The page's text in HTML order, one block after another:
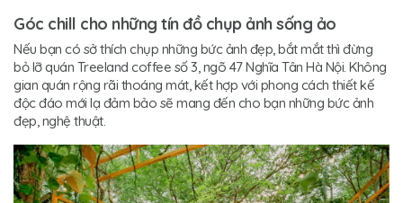
Góc chill cho những tín đồ chụp ảnh sống ảo
Nếu bạn có sở thích chụp những bức ảnh đẹp, bắt mắt thì đừng
bỏ lỡ quán Treeland coffee số 3, ngõ 47 Nghĩa Tân Hà Nội. Không
gian quán rộng rãi thoáng mát, kết hợp với phong cách thiết kế
độc đáo mới lạ đảm bảo sẽ mang đến cho bạn những bức ảnh
đẹp, nghệ thuật.